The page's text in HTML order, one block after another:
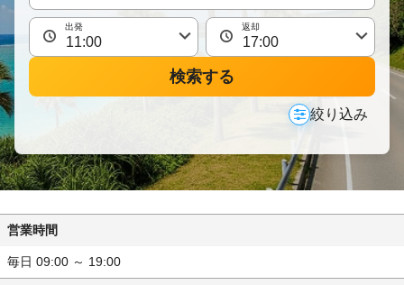
出発 返却
検索する
絞り込み
営業時間
毎日 09:00 ～ 19:00